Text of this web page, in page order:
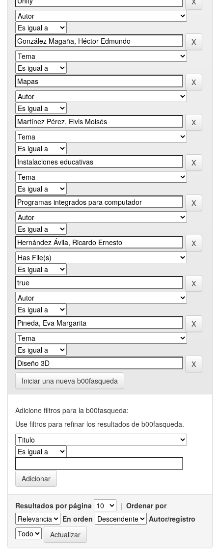
Iniciar una nueva b00fasqueda
Adicione filtros para la b00fasqueda:
Use filtros para refinar los resultados de b00fasqueda.
Resultados por página | Ordenar por
En orden
Autor/registro